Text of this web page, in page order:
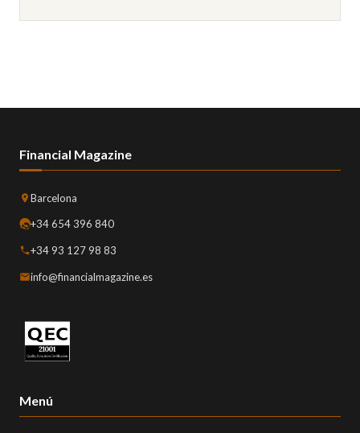
Financial Magazine
Barcelona
+34 654 396 840
+34 93 127 98 83
info@financialmagazine.es
Menú